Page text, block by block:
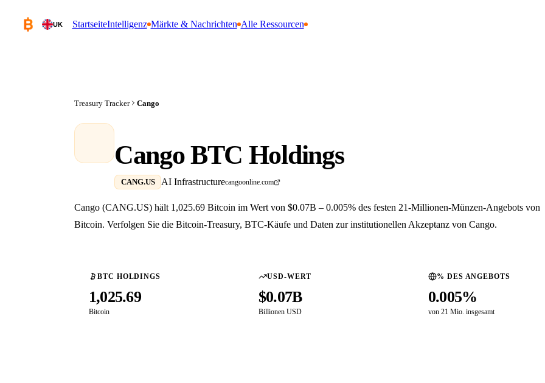
UK StartseiteIntelligenz Märkte & Nachrichten Alle Ressourcen
Treasury Tracker Cango
Cango BTC Holdings
CANG.US AI Infrastructurecangoonline.com
Cango (CANG.US) hält 1,025.69 Bitcoin im Wert von $0.07B – 0.005% des festen 21-Millionen-Münzen-Angebots von
Bitcoin. Verfolgen Sie die Bitcoin-Treasury, BTC-Käufe und Daten zur institutionellen Akzeptanz von Cango.
BTC HOLDINGS
1,025.69
Bitcoin
USD-WERT
$0.07B
Billionen USD
% DES ANGEBOTS
0.005%
von 21 Mio. insgesamt